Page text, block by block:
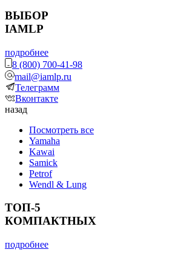
ВЫБОР
IAMLP
подробнее
8 (800) 700-41-98
mail@iamlp.ru
Телеграмм
Вконтакте
назад
Посмотреть все
Yamaha
Kawai
Samick
Petrof
Wendl & Lung
ТОП-5
КОМПАКТНЫХ
подробнее